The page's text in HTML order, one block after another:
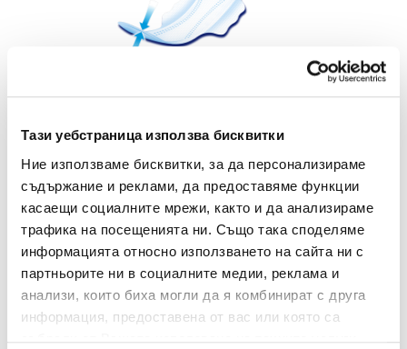
Тази уебстраница използва бисквитки
Ние използваме бисквитки, за да персонализираме
съдържание и реклами, да предоставяме функции
касаещи социалните мрежи, както и да анализираме
трафика на посещенията ни. Също така споделяме
информацията относно използването на сайта ни с
партньорите ни в социалните медии, реклама и
анализи, които биха могли да я комбинират с друга
информация, предоставена от вас или която са
ΕveryDay Hyperdry Center Plus са с
специалната си Center Plus технология, с
подсилено централно ядро, се осигурява по-
добра абсорбация и максимална защита от
протичане отстрани, където е най-
проблемната зона! Със супер абсорбиращо
покритие.
Дерматологично тествани